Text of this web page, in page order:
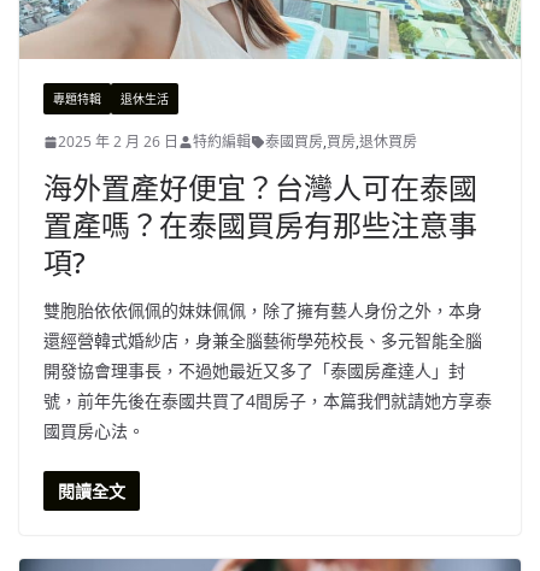
專題特輯 退休生活
2025 年 2 月 26 日 特約編輯 泰國買房,買房,退休買房
海外置產好便宜？台灣人可在泰國
置產嗎？在泰國買房有那些注意事
項?
雙胞胎依依佩佩的妹妹佩佩，除了擁有藝人身份之外，本身
還經營韓式婚紗店，身兼全腦藝術學苑校長、多元智能全腦
開發協會理事長，不過她最近又多了「泰國房產達人」封
號，前年先後在泰國共買了4間房子，本篇我們就請她方享泰
國買房心法。
閱讀全文